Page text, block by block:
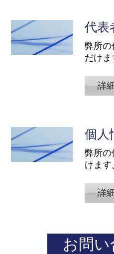
代表
弊所の
だけま
詳
個人
弊所の
けます
詳
お問